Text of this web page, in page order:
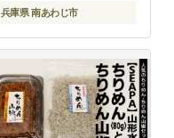
兵庫県 南あわじ市